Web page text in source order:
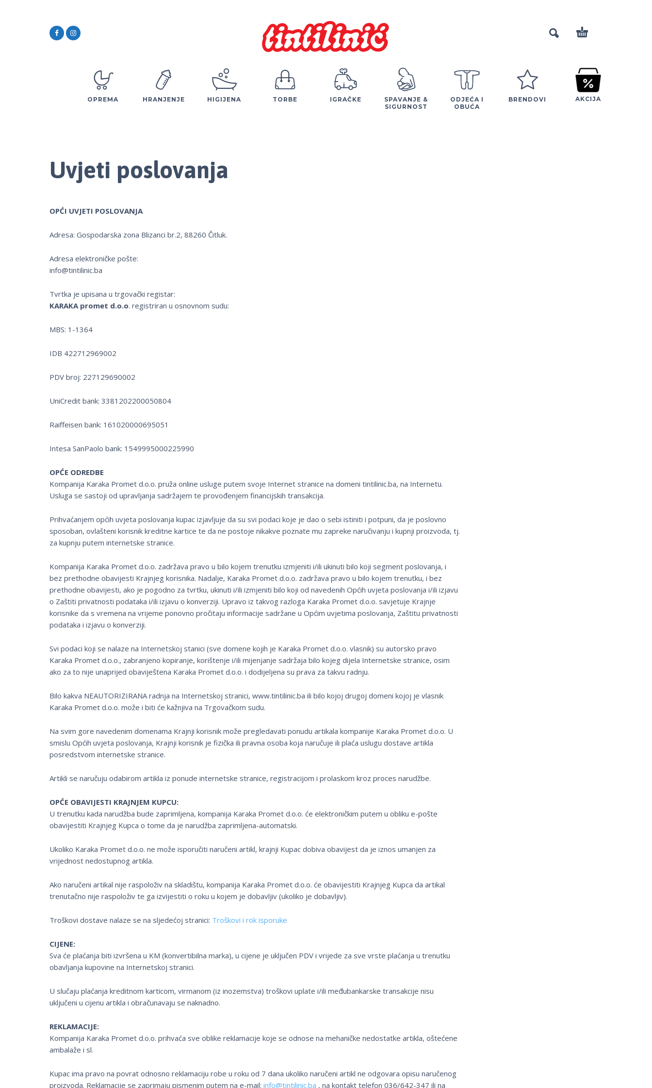
OPREMA HRANJENJE HIGIJENA TORBE IGRAČKE
SPAVANJE &
SIGURNOST
ODJEĆA I
OBUĆA
BRENDOVI AKCIJA
Uvjeti poslovanja
OPĆI UVJETI POSLOVANJA
Adresa: Gospodarska zona Blizanci br.2, 88260 Čitluk.
Adresa elektroničke pošte:
info@tintilinic.ba
Tvrtka je upisana u trgovački registar:
KARAKA promet d.o.o. registriran u osnovnom sudu:
MBS: 1-1364
IDB 422712969002
PDV broj: 227129690002
UniCredit bank: 3381202200050804
Raiffeisen bank: 161020000695051
Intesa SanPaolo bank: 1549995000225990
OPĆE ODREDBE
Kompanija Karaka Promet d.o.o. pruža online usluge putem svoje Internet stranice na domeni tintilinic.ba, na Internetu.
Usluga se sastoji od upravljanja sadržajem te provođenjem financijskih transakcija.
Prihvaćanjem općih uvjeta poslovanja kupac izjavljuje da su svi podaci koje je dao o sebi istiniti i potpuni, da je poslovno
sposoban, ovlašteni korisnik kreditne kartice te da ne postoje nikakve poznate mu zapreke naručivanju i kupnji proizvoda, tj.
za kupnju putem internetske stranice.
Kompanija Karaka Promet d.o.o. zadržava pravo u bilo kojem trenutku izmjeniti i/ili ukinuti bilo koji segment poslovanja, i
bez prethodne obavijesti Krajnjeg korisnika. Nadalje, Karaka Promet d.o.o. zadržava pravo u bilo kojem trenutku, i bez
prethodne obavijesti, ako je pogodno za tvrtku, ukinuti i/ili izmjeniti bilo koji od navedenih Općih uvjeta poslovanja i/ili izjavu
o Zaštiti privatnosti podataka i/ili izjavu o konverziji. Upravo iz takvog razloga Karaka Promet d.o.o. savjetuje Krajnje
korisnike da s vremena na vrijeme ponovno pročitaju informacije sadržane u Općim uvjetima poslovanja, Zaštitu privatnosti
podataka i izjavu o konverziji.
Svi podaci koji se nalaze na Internetskoj stanici (sve domene kojih je Karaka Promet d.o.o. vlasnik) su autorsko pravo
Karaka Promet d.o.o., zabranjeno kopiranje, korištenje i/ili mijenjanje sadržaja bilo kojeg dijela Internetske stranice, osim
ako za to nije unaprijed obaviještena Karaka Promet d.o.o. i dodijeljena su prava za takvu radnju.
Bilo kakva NEAUTORIZIRANA radnja na Internetskoj stranici, www.tintilinic.ba ili bilo kojoj drugoj domeni kojoj je vlasnik
Karaka Promet d.o.o. može i biti će kažnjiva na Trgovačkom sudu.
Na svim gore navedenim domenama Krajnji korisnik može pregledavati ponudu artikala kompanije Karaka Promet d.o.o. U
smislu Općih uvjeta poslovanja, Krajnji korisnik je fizička ili pravna osoba koja naručuje ili plaća uslugu dostave artikla
posredstvom internetske stranice.
Artikli se naručuju odabirom artikla iz ponude internetske stranice, registracijom i prolaskom kroz proces narudžbe.
OPĆE OBAVIJESTI KRAJNJEM KUPCU:
U trenutku kada narudžba bude zaprimljena, kompanija Karaka Promet d.o.o. će elektroničkim putem u obliku e-pošte
obavijestiti Krajnjeg Kupca o tome da je narudžba zaprimljena-automatski.
Ukoliko Karaka Promet d.o.o. ne može isporučiti naručeni artikl, krajnji Kupac dobiva obavijest da je iznos umanjen za
vrijednost nedostupnog artikla.
Ako naručeni artikal nije raspoloživ na skladištu, kompanija Karaka Promet d.o.o. će obavijestiti Krajnjeg Kupca da artikal
trenutačno nije raspoloživ te ga izvijestiti o roku u kojem je dobavljiv (ukoliko je dobavljiv).
Troškovi dostave nalaze se na sljedećoj stranici: Troškovi i rok isporuke
CIJENE:
Sva će plaćanja biti izvršena u KM (konvertibilna marka), u cijene je uključen PDV i vrijede za sve vrste plaćanja u trenutku
obavljanja kupovine na Internetskoj stranici.
U slučaju plaćanja kreditnom karticom, virmanom (iz inozemstva) troškovi uplate i/ili međubankarske transakcije nisu
uključeni u cijenu artikla i obračunavaju se naknadno.
REKLAMACIJE:
Kompanija Karaka Promet d.o.o. prihvaća sve oblike reklamacije koje se odnose na mehaničke nedostatke artikla, oštećene
ambalaže i sl.
Kupac ima pravo na povrat odnosno reklamaciju robe u roku od 7 dana ukoliko naručeni artikl ne odgovara opisu naručenog
proizvoda. Reklamacije se zaprimaju pismenim putem na e-mail: info@tintilinic.ba , na kontakt telefon 036/642-347 ili na